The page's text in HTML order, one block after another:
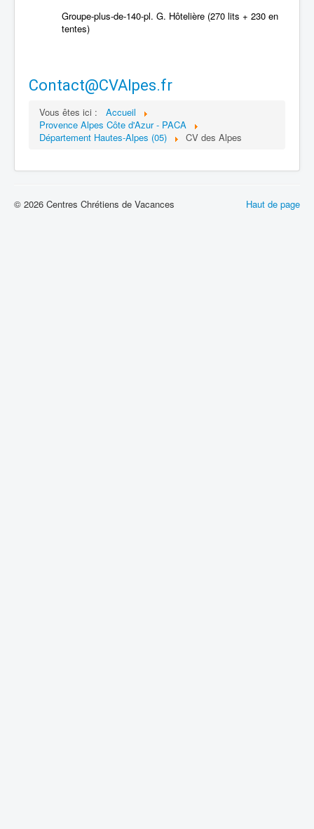
Groupe-plus-de-140-pl. G. Hôtelière (270 lits + 230 en
tentes)
Contact@CVAlpes.fr
Vous êtes ici :
Accueil
Provence Alpes Côte d'Azur - PACA
Département Hautes-Alpes (05)
CV des Alpes
Haut de page
© 2026 Centres Chrétiens de Vacances